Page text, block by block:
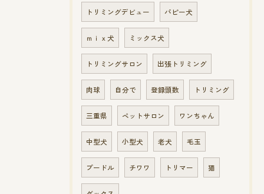
トリミングデビュー パピー犬
ｍｉｘ犬 ミックス犬
トリミングサロン 出張トリミング
肉球 自分で 登録頭数 トリミング
三重県 ペットサロン ワンちゃん
中型犬 小型犬 老犬 毛玉
プードル チワワ トリマー 猫